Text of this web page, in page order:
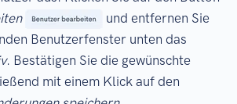
und entfernen Sie
Benutzerfenster unten das
. Bestätigen Sie die gewünschte
mit einem Klick auf den